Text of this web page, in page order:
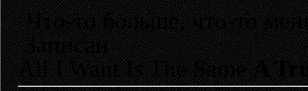
Что-то больше, что-то
Записан
All I Want Is The SameA